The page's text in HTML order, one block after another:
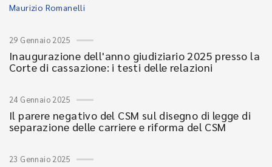
Maurizio Romanelli
29 Gennaio 2025
Inaugurazione dell'anno giudiziario 2025 presso la
Corte di cassazione: i testi delle relazioni
24 Gennaio 2025
Il parere negativo del CSM sul disegno di legge di
separazione delle carriere e riforma del CSM
23 Gennaio 2025